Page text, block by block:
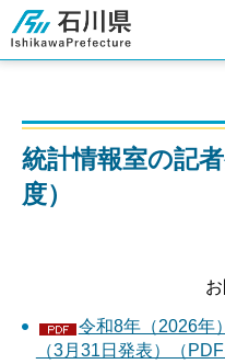
石川県
統計情報室の記
度）
令和8年（2026年
（3月31日発表）（